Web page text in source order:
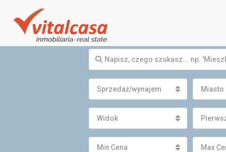
Sprzedaż/wynajem Miasto
Widok
Min Cena Max